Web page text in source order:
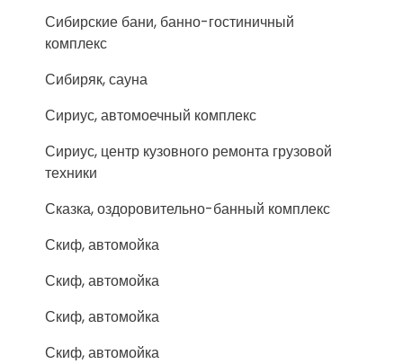
Сибирские бани, банно-гостиничный
комплекс
Сибиряк, сауна
Сириус, автомоечный комплекс
Сириус, центр кузовного ремонта грузовой
техники
Сказка, оздоровительно-банный комплекс
Скиф, автомойка
Скиф, автомойка
Скиф, автомойка
Скиф, автомойка